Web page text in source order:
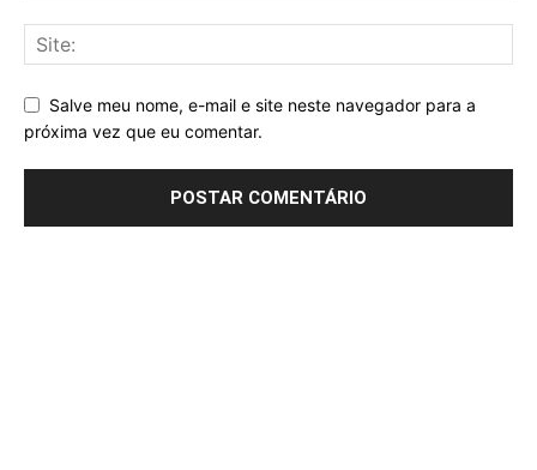
Salve meu nome, e-mail e site neste navegador para a
próxima vez que eu comentar.